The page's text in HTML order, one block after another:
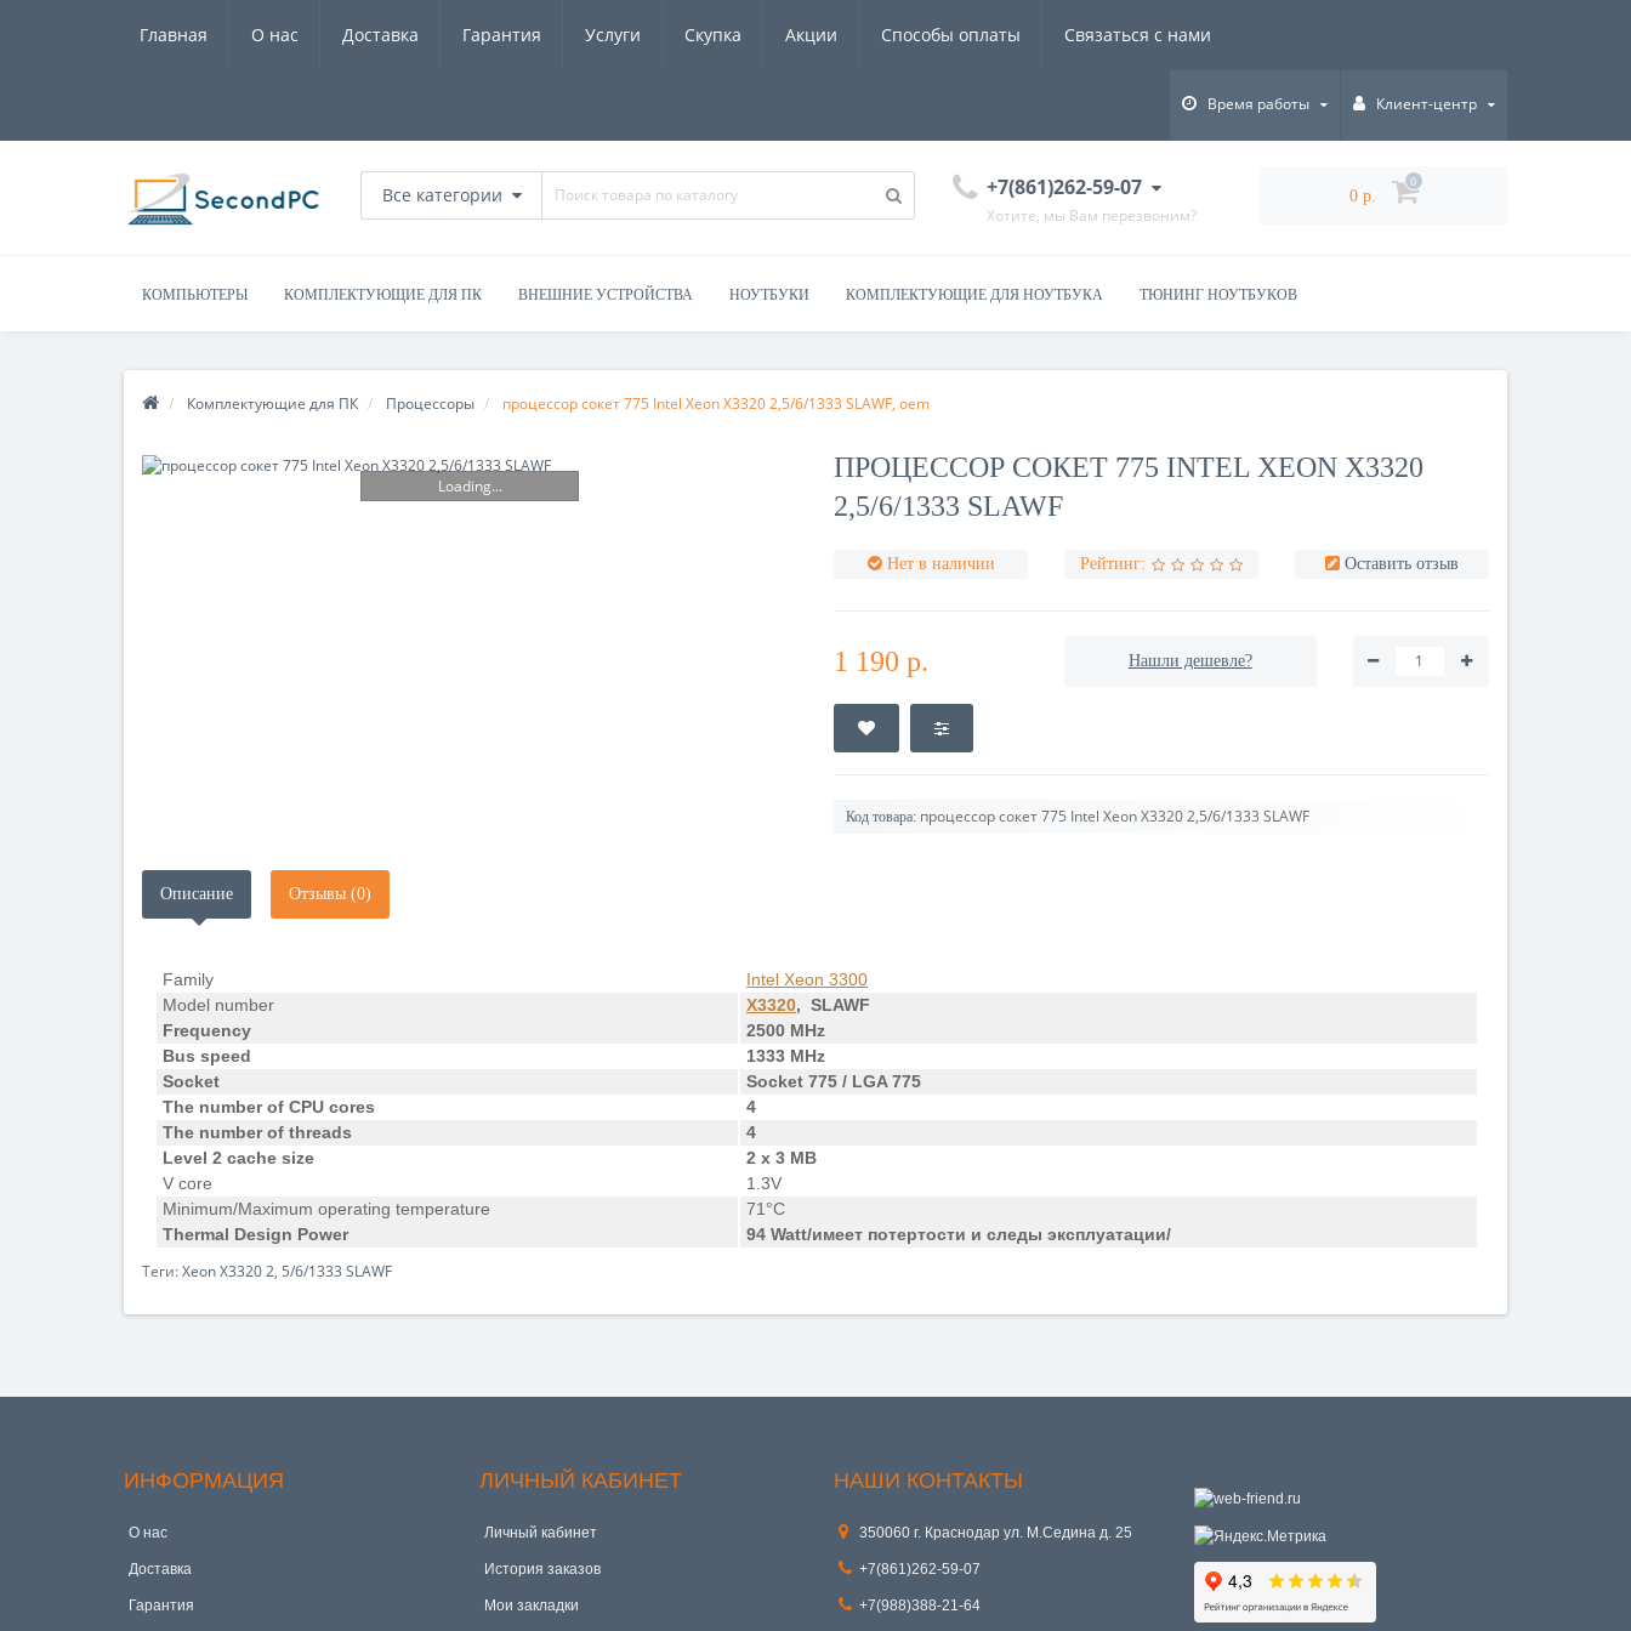
Главная О нас Доставка Гарантия Услуги Скупка Акции Способы оплаты Связаться с нами
Время работы Клиент-центр
Все категории +7(861)262-59-07
Хотите, мы Вам перезвоним?
0 р.
0
КОМПЬЮТЕРЫ КОМПЛЕКТУЮЩИЕ ДЛЯ ПК ВНЕШНИЕ УСТРОЙСТВА НОУТБУКИ КОМПЛЕКТУЮЩИЕ ДЛЯ НОУТБУКА ТЮНИНГ НОУТБУКОВ
Комплектующие для ПК Процесcоры процессор сокет 775 Intel Xeon X3320 2,5/6/1333 SLAWF, oem
Loading...
ПРОЦЕССОР СОКЕТ 775 INTEL XEON X3320
2,5/6/1333 SLAWF
Нет в наличии Рейтинг: Оставить отзыв
1 190 р. Нашли дешевле?
Код товара: процессор сокет 775 Intel Xeon X3320 2,5/6/1333 SLAWF
Описание Отзывы (0)
Family
Intel Xeon 3300
Model number
X3320, SLAWF
Frequency
2500 MHz
Bus speed
1333 MHz
Socket
Socket 775 / LGA 775
The number of CPU cores
4
The number of threads
4
Level 2 cache size
2 x 3 MB
V core
1.3V
Minimum/Maximum operating temperature
71°C
Thermal Design Power
94 Watt/имеет потертости и следы эксплуатации/
Теги:Xeon X3320 2, 5/6/1333 SLAWF
ИНФОРМАЦИЯ
О нас
Доставка
Гарантия
ЛИЧНЫЙ КАБИНЕТ
Личный кабинет
История заказов
Мои закладки
НАШИ КОНТАКТЫ
350060 г. Краснодар ул. М.Седина д. 25
+7(861)262-59-07
+7(988)388-21-64